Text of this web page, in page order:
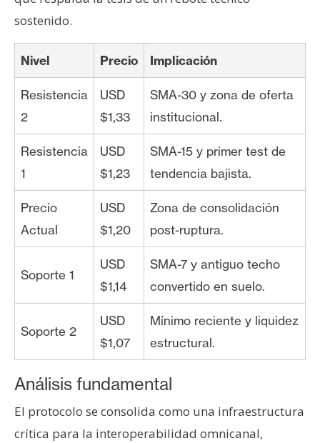
sostenido.
Nivel Precio Implicación
Resistencia
2
USD
$1,33
SMA-30 y zona de oferta
institucional.
Resistencia
1
USD
$1,23
SMA-15 y primer test de
tendencia bajista.
Precio
Actual
USD
$1,20
Zona de consolidación
post-ruptura.
Soporte 1
USD
$1,14
SMA-7 y antiguo techo
convertido en suelo.
Soporte 2
USD
$1,07
Mínimo reciente y liquidez
estructural.
Análisis fundamental
El protocolo se consolida como una infraestructura
crítica para la interoperabilidad omnicanal,